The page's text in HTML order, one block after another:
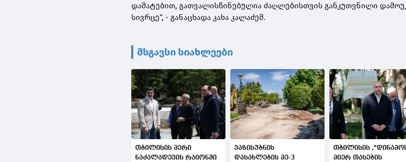
დამატებით, გათვალისწინებულია ძაღლებისთვის განკუთვნილი
სივრცე“, - განაცხადა კახა კალაძემ.
მსგავსი სიახლეები
თბილისის მერი
ნაძალადევის რაიონში
ვაზისუბნის
დასახლების მე-3
თბილისის
მიერ თასების